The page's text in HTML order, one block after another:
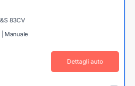
83CV
Manuale
Dettagli auto